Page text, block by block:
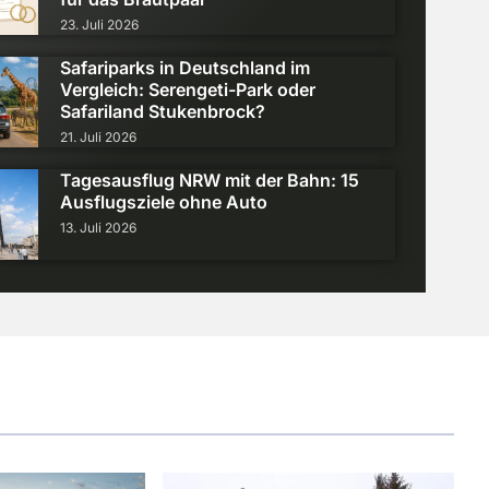
gestalten: So
Geschenk für das
Juli 23, 2026
23. Juli 2026
Safariparks in Deutschland im
Vergleich: Serengeti-Park oder
Safariland Stukenbrock?
21. Juli 2026
Tagesausflug NRW mit der Bahn: 15
Ausflugsziele ohne Auto
13. Juli 2026